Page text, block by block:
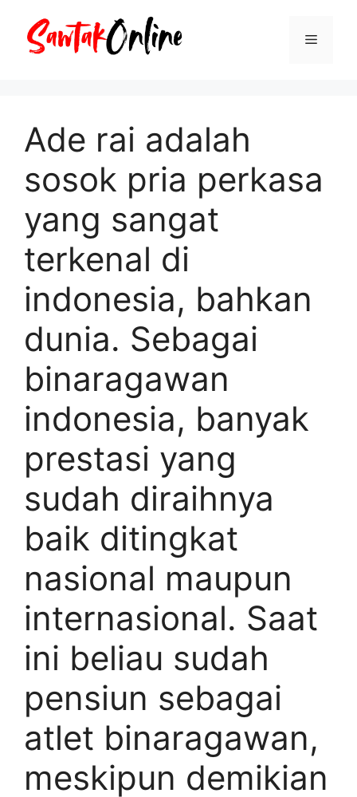
Menu
Ade rai adalah
sosok pria perkasa
yang sangat
terkenal di
indonesia, bahkan
dunia. Sebagai
binaragawan
indonesia, banyak
prestasi yang
sudah diraihnya
baik ditingkat
nasional maupun
internasional. Saat
ini beliau sudah
pensiun sebagai
atlet binaragawan,
meskipun demikian